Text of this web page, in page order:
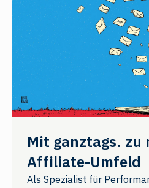
Mit ganztags. zu
Affiliate-Umfeld
Als Spezialist für